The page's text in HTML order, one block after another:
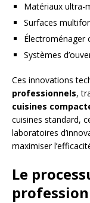
Matériaux ultra-
Surfaces
Électroménager
Systèmes
Ces innovations
professionnels,
cuisines
cuisines standard,
laboratoires
maximiser
Le